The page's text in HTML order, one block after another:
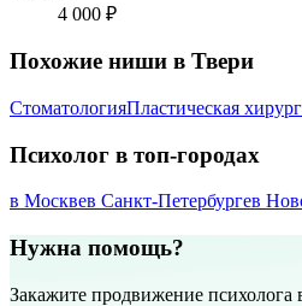
4 000 ₽
Похожие ниши в Твери
СтоматологияПластическая
Психолог в топ-городах
в Москвев Санкт-Петербургев
Нужна помощь?
Закажите продвижение психолога